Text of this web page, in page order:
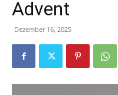
Advent
Dezember 16, 2025